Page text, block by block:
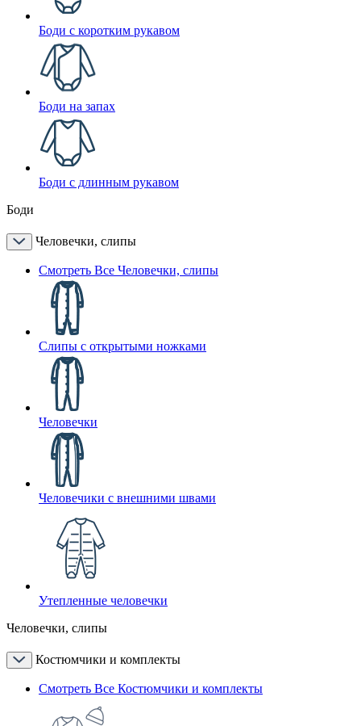
Боди с коротким рукавом
Боди на запах
Боди с длинным рукавом
Боди
Человечки, слипы
Смотреть Все Человечки, слипы
Слипы с открытыми ножками
Человечки
Человечики с внешними швами
Утепленные человечки
Человечки, слипы
Костюмчики и комплекты
Смотреть Все Костюмчики и комплекты